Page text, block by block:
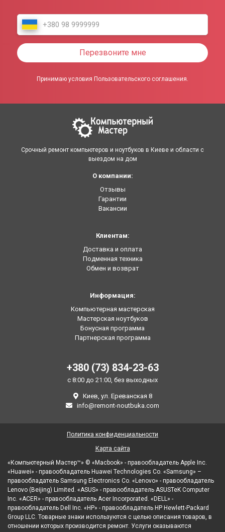
Перезвоните мне
Принимаю условия Пользовательского соглашения.
Срочный ремонт компьютеров и ноутбуков в Киеве и области с
выездом на дом
О компании:
Отзывы
Гарантии
Вакансии
Клиентам:
Доставка и оплата
Подменная техника
Обмен и возврат
Информация:
Компьютерная мастерская
Мастерская ноутбуков
Бонусная программа
Партнерская программа
+380 (73) 834-23-63
с 8:00 до 21:00, без выходных
Киев, ул. Ереванская 8
info@remont-noutbuka.com
«Компьютерный Мастер™» © «Macbook» - правообладатель Apple Inc.
«Huawei» - правообладатель Huawei Technologies Co. «Samsung» –
правообладатель Samsung Electronics Co. «Lenovo» - правообладатель
Lenovo (Beijing) Limited. «ASUS» - правообладатель ASUSTeK Computer
Inc. «ACER» - правообладатель Acer Incorporated. «DELL» -
правообладатель Dell Inc. «HP» - правообладатель HP Hewlett-Packard
Group LLC. Товарные знаки используются с целью описания товаров, в
отношении которых производится ремонт. Услуги оказываются
Политика конфиденциальности
Карта сайта